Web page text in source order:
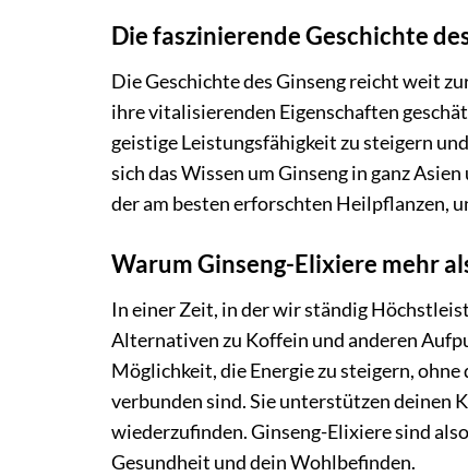
Die faszinierende Geschichte
Die Geschichte des Ginseng reicht weit
ihre vitalisierenden Eigenschaften
geistige Leistungsfähigkeit zu steigern
sich das Wissen um Ginseng in ganz
der am besten erforschten Heilpflanzen,
Warum Ginseng-Elixiere mehr
In einer Zeit, in der wir ständig
Alternativen zu Koffein und anderen
Möglichkeit, die Energie zu steigern,
verbunden sind. Sie unterstützen deinen
wiederzufinden. Ginseng-Elixiere sind
Gesundheit und dein Wohlbefinden.